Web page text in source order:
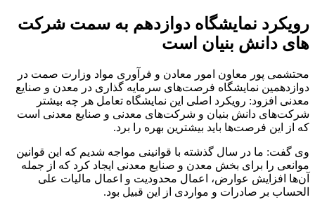
رویکرد نمایشگاه دوازدهم به سمت شرکت
های دانش بنیان است
محتشمی پور معاون امور معادن و فرآوری مواد وزارت صمت در
دوازدهمین نمایشگاه فرصت‌های سرمایه گذاری در معدن و صنایع
معدنی افزود: رویکرد اصلی این نمایشگاه تعامل هر چه بیشتر
شرکت‌های دانش بنیان و شرکت‌های معدنی و صنایع معدنی است
که از این فرصت‌ها باید بیشترین بهره را برد.
وی گفت: ما در سال گذشته با قوانینی مواجه شدیم که این قوانین
موانعی را برای بخش معدن و صنایع معدنی ایجاد کرد که از جمله
آن‌ها افزایش عوارض، اعمال محدودیت و اعمال مالیات علی
الحساب بر صادرات و مواردی از این قبیل بود.